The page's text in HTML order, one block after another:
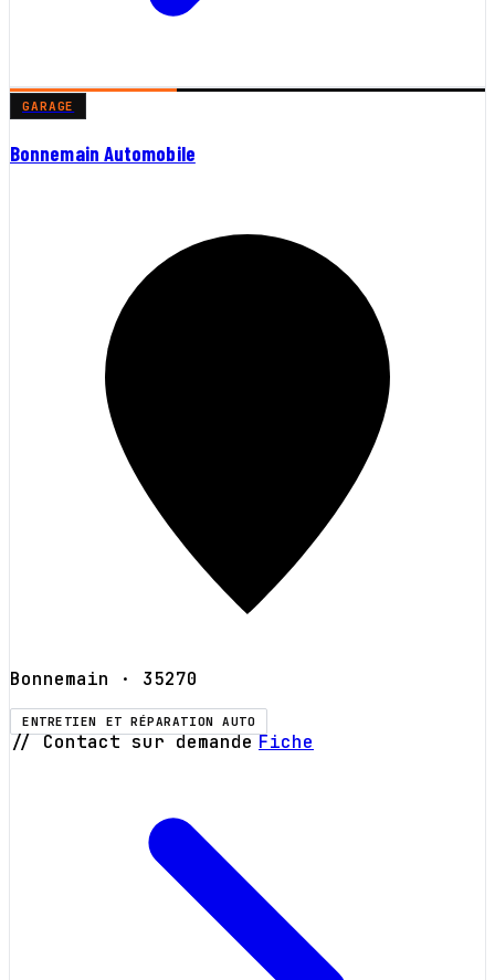
GARAGE
Bonnemain Automobile
Bonnemain · 35270
ENTRETIEN ET RÉPARATION AUTO
// Contact sur demande Fiche